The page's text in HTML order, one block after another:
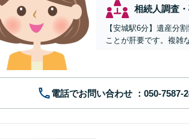
相続人調査
【安城駅6分】遺産分
ことが肝要です。複雑
電話でお問い合わせ